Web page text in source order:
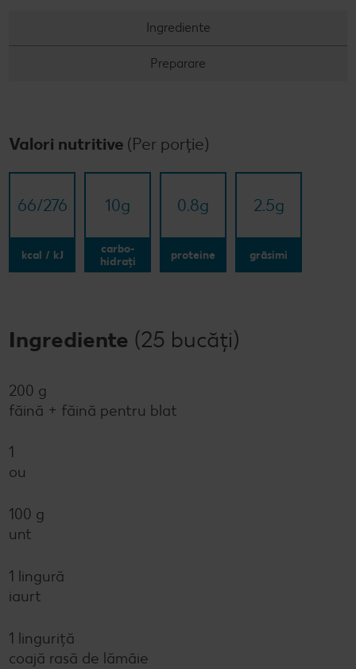
Ingrediente
Preparare
Valori nutritive (Per porție)
66/​276
kcal / kJ
10g
carbo-
hidrați
0.8g
proteine
2.5g
grăsimi
Ingrediente (25 bucăți)
200 g
făină + făină pentru blat
1
ou
100 g
unt
1 lingură
iaurt
1 linguriță
coajă rasă de lămâie